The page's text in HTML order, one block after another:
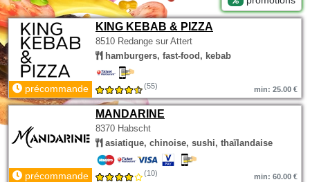
KING KEBAB & PIZZA
8510 Redange sur Attert
hamburgers, fast-food, kebab
précommande (55) min: 25.00 €
MANDARINE
8370 Habscht
asiatique, chinoise, sushi, thaïlandaise
précommande (10) min: 60.00 €